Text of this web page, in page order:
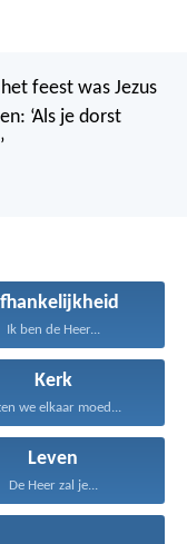
feest was Jezus
‘Als je dorst
Ik ben de Heer...
Kerk
we elkaar moed...
Leven
De Heer zal je...